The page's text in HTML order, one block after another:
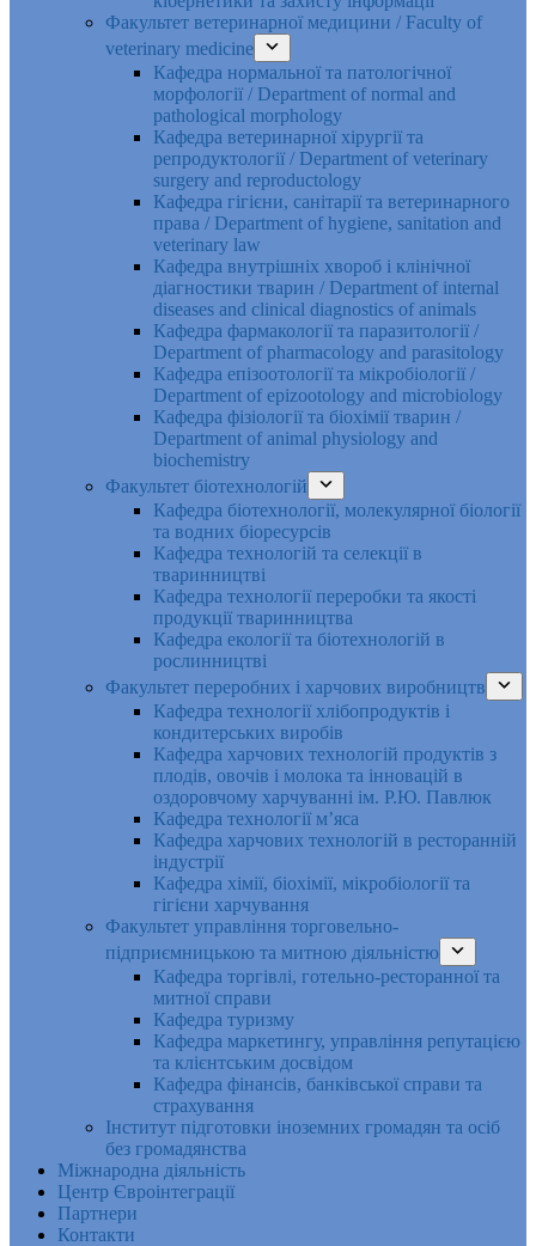
Факультет ветеринарної медицини / Faculty of
veterinary medicine
Кафедра нормальної та патологічної
морфології / Department of normal and
pathological morphology
Кафедра ветеринарної хірургії та
репродуктології / Department of veterinary
surgery and reproductology
Кафедра гігієни, санітарії та ветеринарного
права / Department of hygiene, sanitation and
veterinary law
Кафедра внутрішніх хвороб і клінічної
діагностики тварин / Department of internal
diseases and clinical diagnostics of animals
Кафедра фармакології та паразитології /
Department of pharmacology and parasitology
Кафедра епізоотології та мікробіології /
Department of epizootology and microbiology
Кафедра фізіології та біохімії тварин /
Department of animal physiology and
biochemistry
Факультет біотехнологій
Кафедра біотехнології, молекулярної біології
та водних біоресурсів
Кафедра технологій та селекції в
тваринництві
Кафедра технології переробки та якості
продукції тваринництва
Кафедра екології та біотехнологій в
рослинництві
Факультет переробних і харчових виробництв
Кафедра технології хлібопродуктів і
кондитерських виробів
Кафедра харчових технологій продуктів з
плодів, овочів і молока та інновацій в
оздоровчому харчуванні ім. Р.Ю. Павлюк
Кафедра технології м’яса
Кафедра харчових технологій в ресторанній
індустрії
Кафедра хімії, біохімії, мікробіології та
гігієни харчування
Факультет управління торговельно-
підприємницькою та митною діяльністю
Кафедра торгівлі, готельно-ресторанної та
митної справи
Кафедра туризму
Кафедра маркетингу, управління репутацією
та клієнтським досвідом
Кафедра фінансів, банківської справи та
страхування
Інститут підготовки іноземних громадян та осіб
без громадянства
Міжнародна діяльність
Центр Євроінтеграції
Партнери
Контакти